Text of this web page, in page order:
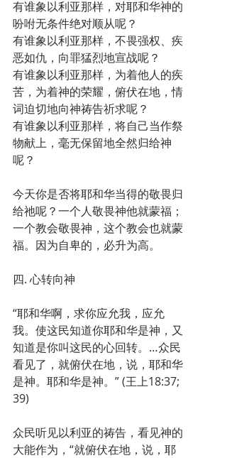
有谁象以利亚那样，对耶和华神的
吩咐无条件绝对顺从呢？
有谁象以利亚那样，不畏强权、疾
恶如仇，向罪猛烈地宣战呢？
有谁象以利亚那样，为着他人的疾
苦，为着神的荣耀，俯伏在地，情
词迫切地向神祷告祈求呢？
有谁象以利亚那样，将自己当作祭
物献上，毫无保留地全然归给神
呢？
今天你是否将耶和华当得的敬畏归
给祂呢？一个人敬畏神他就蒙福；
一个教会敬畏神，这个教会也就蒙
福。因为自卑的，必升为高。
四. 心转向神
“耶和华啊，求你应允我，应允
我。使这民知道你耶和华是神，又
知道是你叫这民的心回转。…众民
看见了，就俯伏在地，说，耶和华
是神。耶和华是神。” (王上18:37;
39)
众民听见以利亚的祷告，看见神的
大能作为，“就俯伏在地，说，耶